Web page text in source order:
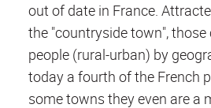
out of date in France.
the "countryside town", those
people (rural-urban) by
today a fourth of the French
some towns they even are a